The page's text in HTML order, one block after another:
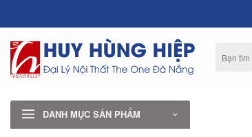
nội
dung
kiếm:
DANH MỤC SẢN PHẨM